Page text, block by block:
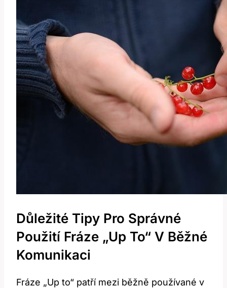
Důležité Tipy Pro Správné
Použití Fráze „Up To“ V Běžné
Komunikaci
Fráze „Up to“ patří mezi běžně používané v